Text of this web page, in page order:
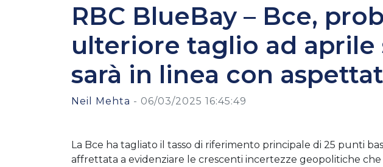
RBC BlueBay – Bce,
ulteriore taglio ad aprile
sarà in linea con
Neil Mehta - 06/03/2025 16:45:49
La Bce ha tagliato il tasso di riferimento principale di 25 punti
affrettata a evidenziare le crescenti incertezze geopolitiche